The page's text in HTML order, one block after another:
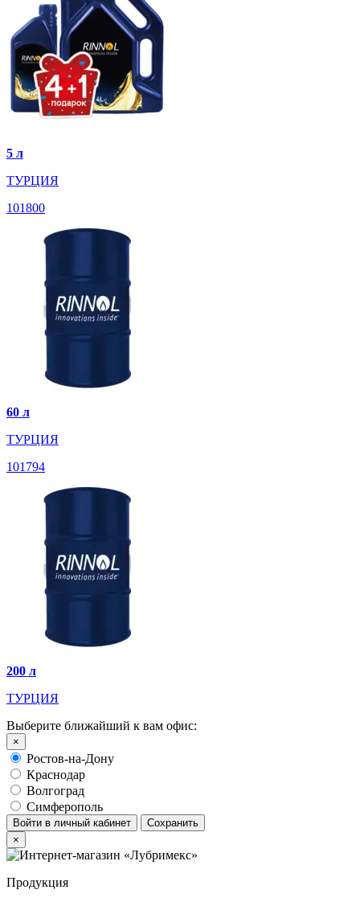
5 л
ТУРЦИЯ
101800
60 л
ТУРЦИЯ
101794
200 л
ТУРЦИЯ
Выберите ближайший к вам офис:
×
Ростов-на-Дону
Краснодар
Волгоград
Симферополь
Войти в личный кабинет
Сохранить
×
Продукция